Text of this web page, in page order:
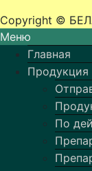
Copyright ©
Меню
Главная
Продукция
По